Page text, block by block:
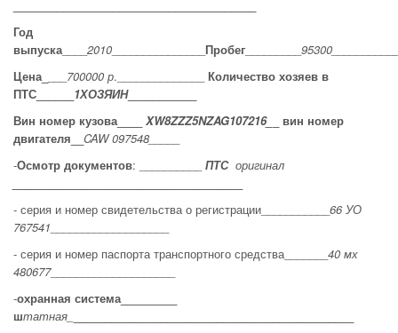
Год
выпуска____ 2010 Пробег
Цена_
700000 р.______________ Количество хозяев в
ПТС______ 1ХОЗЯИН___________
Вин номер кузова____
XW8ZZZ5NZAG107216_
_ вин номер
двигателя__ CAW 097548_____
-Осмотр документов: __________ ПТС оригинал
- серия и номер свидетельства о регистрации___________ 66 УО
767541
- серия и номер паспорта транспортного средства_______ 40 мх
480677____________________
-охранная система_________
штатная_